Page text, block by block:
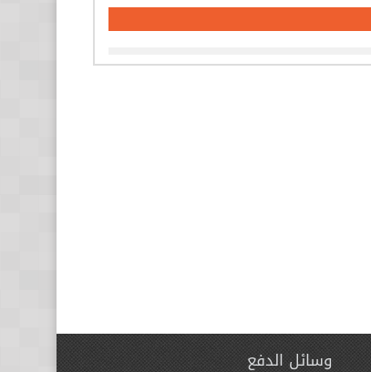
وسائل الدفع